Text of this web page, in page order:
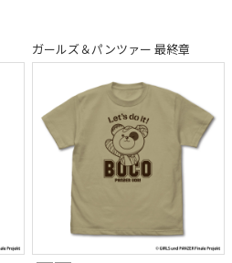
ガールズ＆パンツァー 最終章